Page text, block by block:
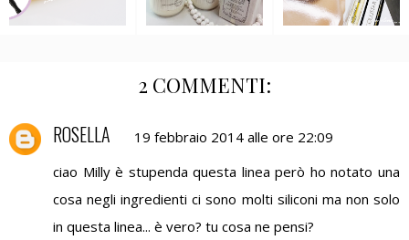
2 COMMENTI:
ROSELLA
19 febbraio 2014 alle ore 22:09
ciao Milly è stupenda questa linea però ho notato una
cosa negli ingredienti ci sono molti siliconi ma non solo
in questa linea... è vero? tu cosa ne pensi?